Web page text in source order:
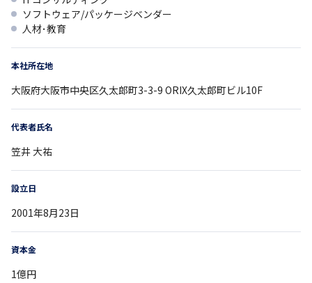
ソフトウェア/パッケージベンダー
人材･教育
本社所在地
大阪府大阪市中央区久太郎町3-3-9 ORIX久太郎町ビル10F
代表者氏名
笠井 大祐
設立日
2001年8月23日
資本金
1億円